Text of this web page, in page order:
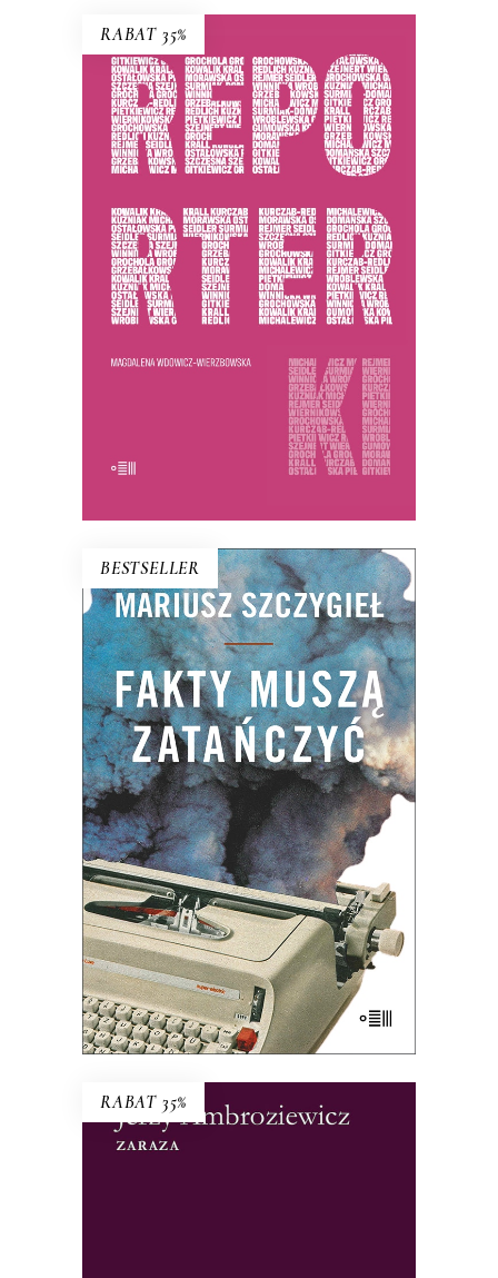
RABAT 35%
PREMIERA 25 listopada 2025
69.00zł 44.85 zł
KSIĄŻKA DO KOSZYKA
BESTSELLER
E-BOOK DO KOSZYKA
FAKTY MUSZĄ ZATAŃCZYĆ
Dlaczego bez szczegółu nie ma ogółu?
Czym różni się fakt od faktu podanego
czytelnikom? Czy na pewno Z zimną
krwią Trumana Capote’a jest pierwszą
powieścią non-fiction? Do czego może
służyć reporterowi bardzo długi szalik?
Dlaczego Hanna Krall jest Mondrianem
reportażu, a nie […]
55.00zł 35.75zł
KSIĄŻKA DO KOSZYKA
RABAT 35%